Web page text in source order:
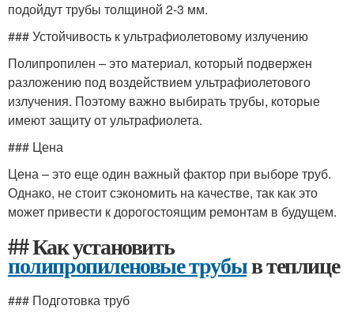
подойдут трубы толщиной 2-3 мм.
### Устойчивость к ультрафиолетовому излучению
Полипропилен – это материал, который подвержен
разложению под воздействием ультрафиолетового
излучения. Поэтому важно выбирать трубы, которые
имеют защиту от ультрафиолета.
### Цена
Цена – это еще один важный фактор при выборе труб.
Однако, не стоит сэкономить на качестве, так как это
может привести к дорогостоящим ремонтам в будущем.
## Как установить
полипропиленовые трубыв теплице
### Подготовка труб